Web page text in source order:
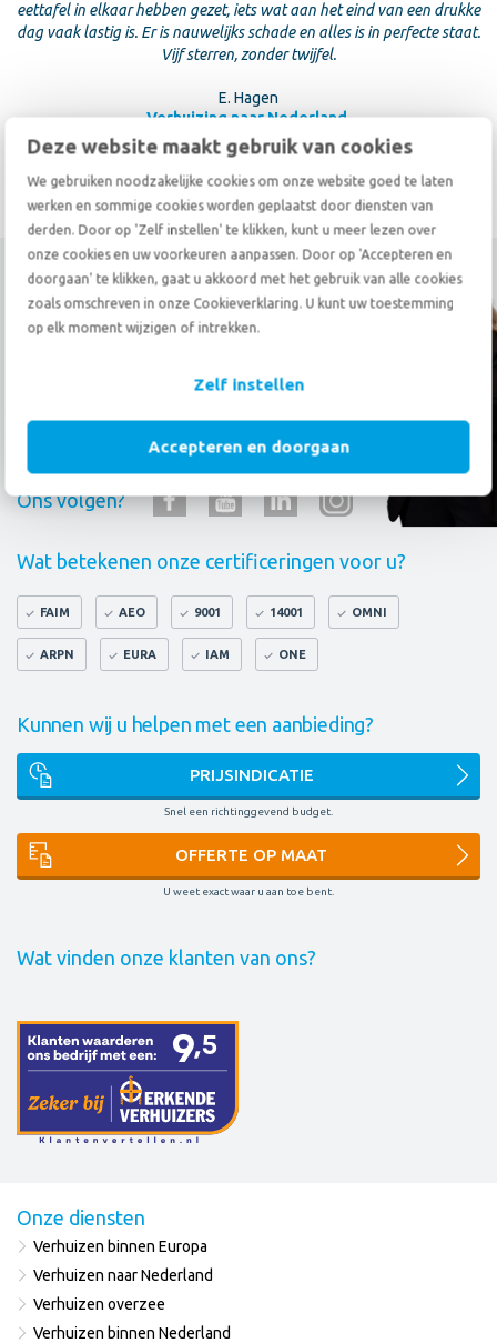
Deze website maakt gebruik van cookies
We gebruiken noodzakelijke cookies om onze website goed te laten
werken en sommige cookies worden geplaatst door diensten van
derden. Door op 'Zelf instellen' te klikken, kunt u meer lezen over
onze cookies en uw voorkeuren aanpassen. Door op 'Accepteren en
doorgaan' te klikken, gaat u akkoord met het gebruik van alle cookies
zoals omschreven in onze Cookieverklaring. U kunt uw toestemming
op elk moment wijzigen of intrekken.
Zelf instellen
Accepteren en doorgaan
eettafel in elkaar hebben gezet, iets wat aan het eind van een drukke
dag vaak lastig is. Er is nauwelijks schade en alles is in perfecte staat.
Vijf sterren, zonder twijfel.
E. Hagen
Verhuizing naar Nederland,
vanuit Portugal
Hoe kunnen wij u helpen?
+31 (0)78 69 20 333
Ons volgen?
Wat betekenen onze certificeringen voor u?
FAIM AEO 9001 14001 OMNI
ARPN EURA IAM ONE
Kunnen wij u helpen met een aanbieding?
PRIJSINDICATIE
Snel een richtinggevend budget.
OFFERTE OP MAAT
U weet exact waar u aan toe bent.
Wat vinden onze klanten van ons?
Onze diensten
Verhuizen binnen Europa
Verhuizen naar Nederland
Verhuizen overzee
Verhuizen binnen Nederland